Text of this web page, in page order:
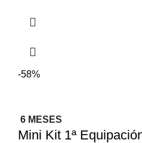
-58%
6 MESES
Mini Kit 1ª